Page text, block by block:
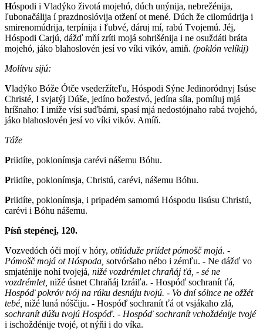
Hóspodi i Vladýko životá mojehó, dúch unýnija, nebrežénija,
ľubonačálija í prazdnoslóvija otžení ot mené. Dúch že cilomúdrija i
smirenomúdrija, terpínija i ľubvé, dáruj mí, rabú Tvojemú. Jéj,
Hóspodi Carjú, dážď mňí zríti mojá sohrišénija i ne osuždáti bráta
mojehó, jáko blahoslovén jesí vo víki vikóv, amiň. (poklón velíkij)
Molítvu sijú:
Vladýko Bóže Ótče vsederžíteľu, Hóspodi Sýne Jedinoródnyj Isúse
Christé, I svjatýj Dúše, jedíno božestvó, jedína síla, pomíluj mjá
hríšnaho: I imíže vísi suďbámi, spasí mjá nedostójnaho rabá tvojehó,
jáko blahoslovén jesí vo víki vikóv. Amíň.
Táže
Priidíte, poklonímsja carévi nášemu Bóhu.
Priidíte, poklonímsja, Christú, carévi, nášemu Bóhu.
Priidíte, poklonímsja, i pripadém samomú Hóspodu Iisúsu Christú,
carévi i Bóhu nášemu.
Písň stepénej, 120.
Vozvedóch óči mojí v hóry, otňúduže priídet pómošč mojá. -
Pómošč mojá ot Hóspoda, sotvóršaho nébo i zémľu. - Ne dážď vo
smjaténije nohí tvojejá, nižé vozdrémlet chraňáj ťá, - sé ne
vozdrémlet, nižé úsnet Chraňáj Izráiľa. - Hospóď sochranít ťá,
Hospóď pokróv tvój na rúku desnúju tvojú. - Vo dní sólnce ne ožžét
tebé, nižé luná nóščiju. - Hospóď sochranít ťá ot vsjákaho zlá,
sochranít dúšu tvojú Hospóď. - Hospóď sochranít vchoždénije tvojé
i ischoždénije tvojé, ot nýňi i do víka.